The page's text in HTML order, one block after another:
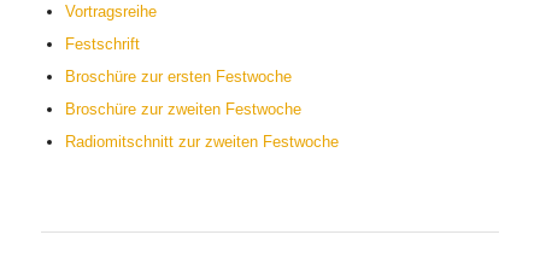
Vortragsreihe
Festschrift
Broschüre zur ersten Festwoche
Broschüre zur zweiten Festwoche
Radiomitschnitt zur zweiten Festwoche